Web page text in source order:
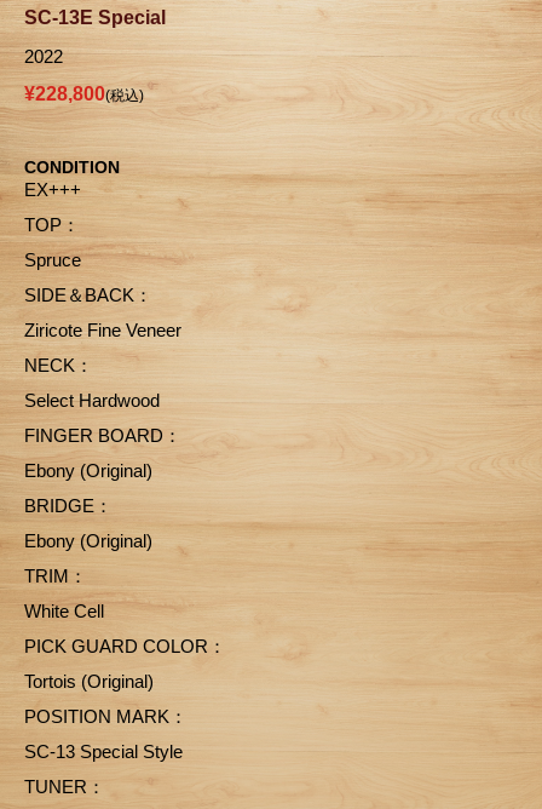
SC-13E Special
2022
¥228,800(税込)
CONDITION
EX+++
TOP：
Spruce
SIDE＆BACK：
Ziricote Fine Veneer
NECK：
Select Hardwood
FINGER BOARD：
Ebony (Original)
BRIDGE：
Ebony (Original)
TRIM：
White Cell
PICK GUARD COLOR：
Tortois (Original)
POSITION MARK：
SC-13 Special Style
TUNER：